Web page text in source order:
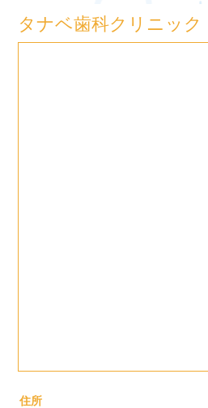
タナベ歯科クリニック
住所